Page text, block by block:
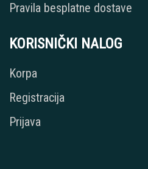
Pravila besplatne dostave
KORISNIČKI NALOG
Korpa
Registracija
Prijava